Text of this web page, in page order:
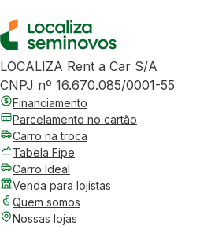
LOCALIZA Rent a Car S/A
CNPJ nº 16.670.085/0001-55
Financiamento
Parcelamento no cartão
Carro na troca
Tabela Fipe
Carro Ideal
Venda para lojistas
Quem somos
Nossas lojas